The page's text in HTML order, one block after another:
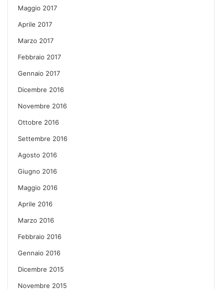
Maggio 2017
Aprile 2017
Marzo 2017
Febbraio 2017
Gennaio 2017
Dicembre 2016
Novembre 2016
Ottobre 2016
Settembre 2016
Agosto 2016
Giugno 2016
Maggio 2016
Aprile 2016
Marzo 2016
Febbraio 2016
Gennaio 2016
Dicembre 2015
Novembre 2015